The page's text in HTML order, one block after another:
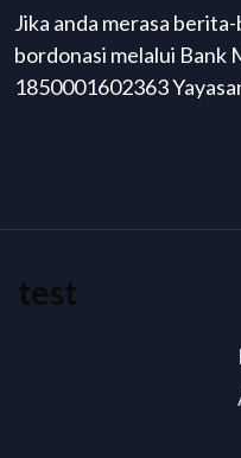
Jika anda merasa
bordonasi melalui Bank
1850001602363
test